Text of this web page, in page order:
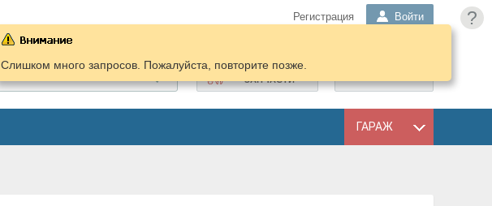
?
Регистрация Войти
ПОДОБРАТЬ
ЗАПЧАСТИ
ГАРАЖ
Слишком много запросов. Пожалуйста, повторите позже.